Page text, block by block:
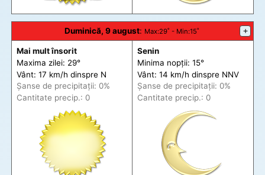
Duminică, 9 august: Max:29˚ - Min:15˚ +
Mai mult însorit
Maxima zilei: 29°
Vânt: 17 km/h dinspre N
Șanse de precipitații: 0%
Cantitate precip.: 0
Senin
Minima nopții: 15°
Vânt: 14 km/h dinspre NNV
Șanse de precipitații: 0%
Cantitate precip.: 0